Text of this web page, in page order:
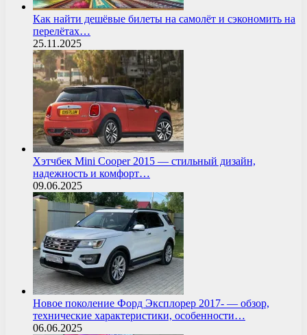
Как найти дешёвые билеты на самолёт и сэкономить на
перелётах…
25.11.2025
Хэтчбек Mini Cooper 2015 — стильный дизайн,
надежность и комфорт…
09.06.2025
Новое поколение Форд Эксплорер 2017- — обзор,
технические характеристики, особенности…
06.06.2025